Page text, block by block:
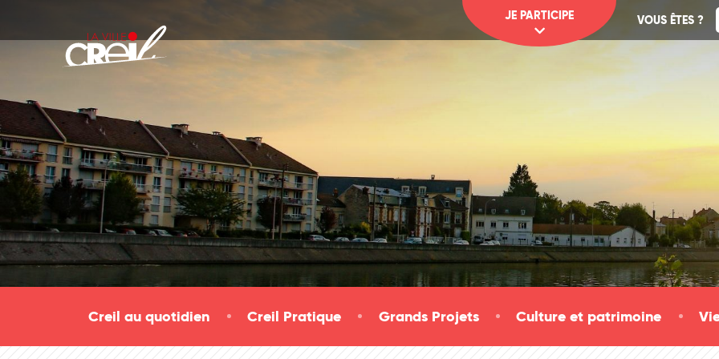
VOUS ÊTES ?
JE PARTICIPE
Creil au quotidien Creil Pratique Grands Projets Culture et patrimoine